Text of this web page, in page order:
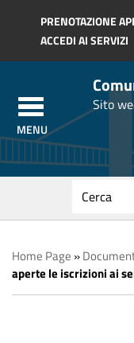
Regione Toscana
PRENOTAZIONE
ACCEDI AI SERVIZI
Sito
testo
da
cercare
ricerca
Home Page »
aperte le iscrizioni ai